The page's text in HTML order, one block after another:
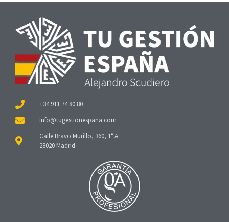
+34 911 74 80 80
Calle Bravo Murillo, 360, 1° A
28020 Madrid